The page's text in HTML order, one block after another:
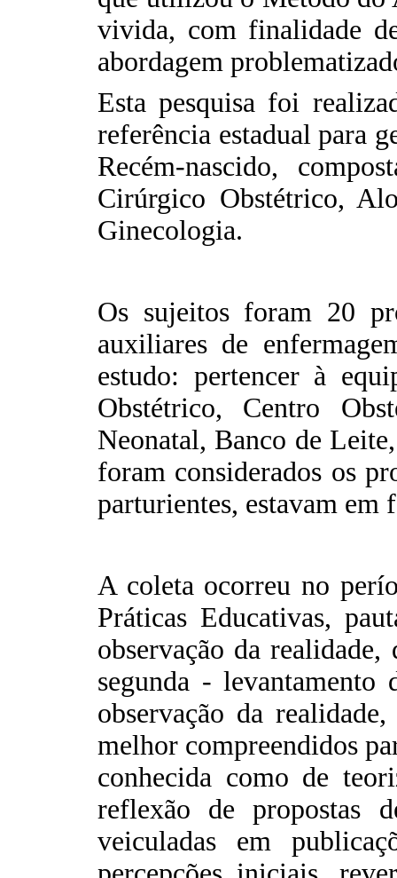
vivida, com finalidade
abordagem
Esta pesquisa foi
referência estadual para
Recém-nascido,
Cirúrgico Obstétrico,
Ginecologia.
Os sujeitos foram 20
auxiliares de
estudo: pertencer à
Obstétrico, Centro
Neonatal, Banco de
foram considerados os
parturientes, estavam em
A coleta ocorreu no
Práticas Educativas,
observação da
segunda -
observação da
melhor compreendidos
conhecida como de
reflexão de propostas
veiculadas em